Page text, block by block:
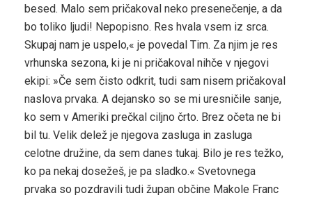
besed. Malo sem pričakoval neko presenečenje, a da
bo toliko ljudi! Nepopisno. Res hvala vsem iz srca.
Skupaj nam je uspelo,« je povedal Tim. Za njim je res
vrhunska sezona, ki je ni pričakoval nihče v njegovi
ekipi: »Če sem čisto odkrit, tudi sam nisem pričakoval
naslova prvaka. A dejansko so se mi uresničile sanje,
ko sem v Ameriki prečkal ciljno črto. Brez očeta ne bi
bil tu. Velik delež je njegova zasluga in zasluga
celotne družine, da sem danes tukaj. Bilo je res težko,
ko pa nekaj dosežeš, je pa sladko.« Svetovnega
prvaka so pozdravili tudi župan občine Makole Franc